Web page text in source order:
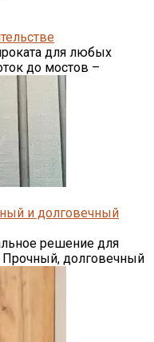
для любых
до мостов –
и долговечный
решение для
Прочный, долговечный